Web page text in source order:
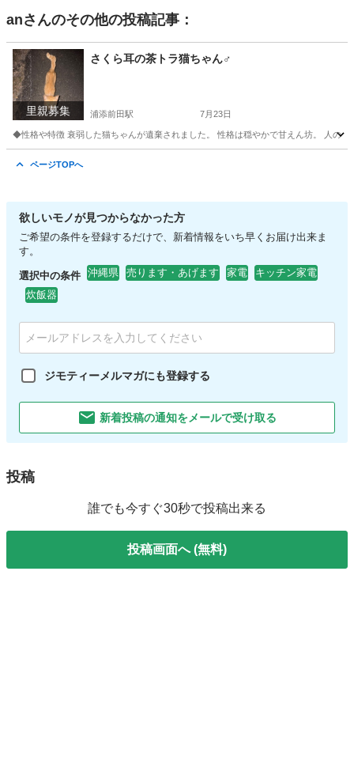
anさんのその他の投稿記事：
里親募集
さくら耳の茶トラ猫ちゃん♂
浦添前田駅 7月23日
◆性格や特徴 衰弱した猫ちゃんが遺棄されました。 性格は穏やかで甘えん坊。 人の
ページTOPへ
欲しいモノが見つからなかった方
ご希望の条件を登録するだけで、新着情報をいち早くお届け出来ま
す。
選択中の条件 沖縄県 売ります・あげます 家電
キッチン家電
炊飯器
ジモティーメルマガにも登録する
新着投稿の通知をメールで受け取る
投稿
誰でも今すぐ30秒で投稿出来る
投稿画面へ (無料)